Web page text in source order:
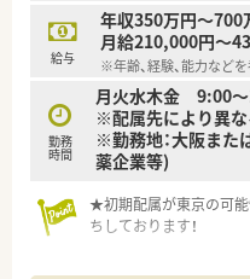
給与
年収350万円～700
月給210,000円～
※年齢、経験、能力など
勤務
時間
月火水木金 9:00
※配属先により異
※勤務地：大阪また
薬企業等)
★初期配属が東京の可
ちしております！